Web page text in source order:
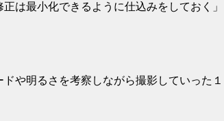
は最小化できるように仕込みをしておく」
や明るさを考察しながら撮影していった１